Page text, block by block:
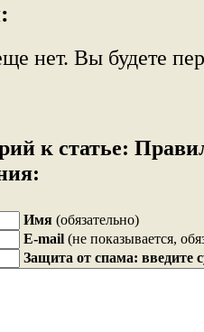
нет. Вы будете
к статье:
Имя (обязательно)
E-mail (не показывается,
Защита от спама: введите